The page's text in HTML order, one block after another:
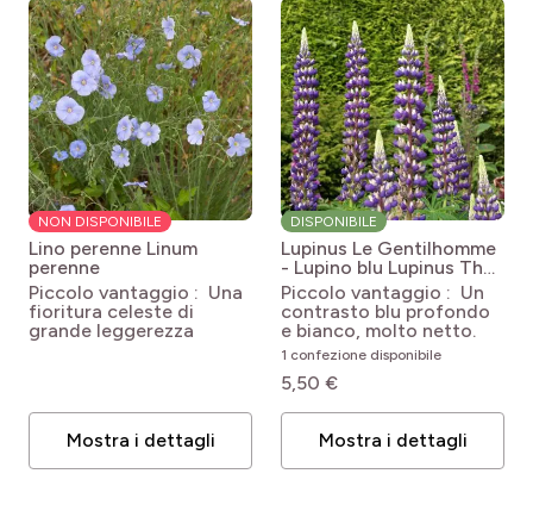
NON DISPONIBILE
Lino perenne Linum
perenne
Piccolo vantaggio : Una
fioritura celeste di
grande leggerezza
Mostra i dettagli
DISPONIBILE
Lupinus Le Gentilhomme
- Lupino blu Lupinus The
Governor
Piccolo vantaggio : Un
contrasto blu profondo
e bianco, molto netto.
1 confezione disponibile
5,50 €
Mostra i dettagli